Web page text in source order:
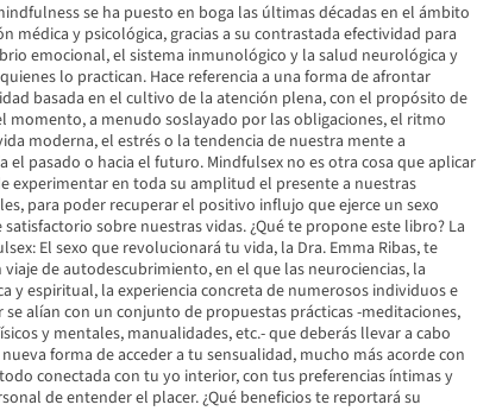
se ha puesto en boga las últimas décadas en el ámbito
médica y psicológica, gracias a su contrastada efectividad para
emocional, el sistema inmunológico y la salud neurológica y
lo practican. Hace referencia a una forma de afrontar
basada en el cultivo de la atención plena, con el propósito de
momento, a menudo soslayado por las obligaciones, el ritmo
moderna, el estrés o la tendencia de nuestra mente a
el pasado o hacia el futuro. Mindfulsex no es otra cosa que aplicar
experimentar en toda su amplitud el presente a nuestras
para poder recuperar el positivo influjo que ejerce un sexo
sobre nuestras vidas. ¿Qué te propone este libro? La
El sexo que revolucionará tu vida, la Dra. Emma Ribas, te
viaje de autodescubrimiento, en el que las neurociencias, la
y espiritual, la experiencia concreta de numerosos individuos e
alían con un conjunto de propuestas prácticas -meditaciones,
y mentales, manualidades, etc.- que deberás llevar a cabo
forma de acceder a tu sensualidad, mucho más acorde con
conectada con tu yo interior, con tus preferencias íntimas y
de entender el placer. ¿Qué beneficios te reportará su